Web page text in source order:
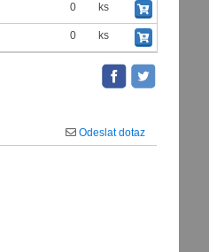
0 ks
0 ks
Odeslat dotaz